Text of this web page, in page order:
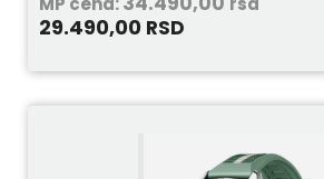
29.490,00 RSD